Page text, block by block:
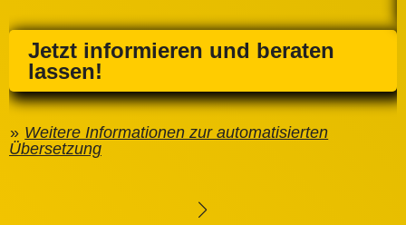
Jetzt informieren und beraten
lassen!
Weitere Informationen zur automatisierten
Übersetzung